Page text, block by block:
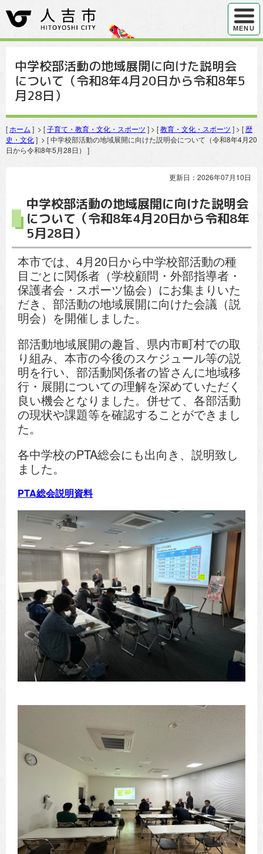
ハンバ
MENU
中学校部活動の地域展開に向けた説明会
について（令和8年4月20日から令和8年5
月28日）
[ ホーム ] > [子育て・教育・文化・スポーツ ] > [教育・文化・スポーツ ] > [ 歴
史・文化] > [ 中学校部活動の地域展開に向けた説明会について（令和8年4月20
日から令和8年5月28日） ]
更新日：2026年07月10日
中学校部活動の地域展開に向けた説明会
について（令和8年4月20日から令和8年
5月28日）
本市では、4月20日から中学校部活動の種
目ごとに関係者（学校顧問・外部指導者・
保護者会・スポーツ協会）にお集まりいた
だき、部活動の地域展開に向けた会議（説
明会）を開催しました。
部活動地域展開の趣旨、県内市町村での取
り組み、本市の今後のスケジュール等の説
明を行い、部活動関係者の皆さんに地域移
行・展開についての理解を深めていただく
良い機会となりました。併せて、各部活動
の現状や課題等を確認することができまし
た。
各中学校のPTA総会にも出向き、説明致し
ました。
PTA総会説明資料